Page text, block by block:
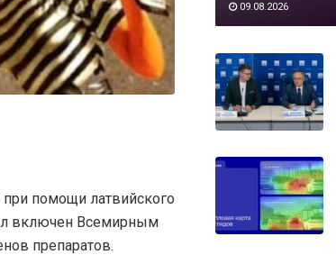
помощи латвийского
включен Всемирным
препаратов.
09.08.2026